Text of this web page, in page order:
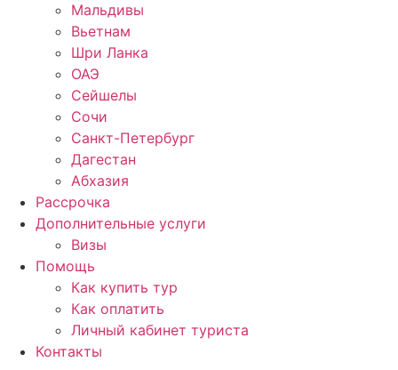
Мальдивы
Вьетнам
Шри Ланка
ОАЭ
Сейшелы
Сочи
Санкт-Петербург
Дагестан
Абхазия
Рассрочка
Дополнительные услуги
Визы
Помощь
Как купить тур
Как оплатить
Личный кабинет туриста
Контакты